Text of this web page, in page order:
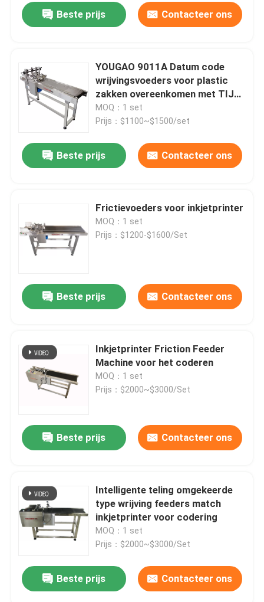
Beste prijs Contacteer ons
YOUGAO 9011A Datum code
wrijvingsvoeders voor plastic
zakken overeenkomen met TIJ
printer
MOQ：1 set
Prijs：$1100~$1500/set
Beste prijs Contacteer ons
Frictievoeders voor inkjetprinter
MOQ：1 set
Prijs：$1200-$1600/Set
Beste prijs Contacteer ons
Inkjetprinter Friction Feeder
Machine voor het coderen
MOQ：1 set
Prijs：$2000~$3000/Set
Beste prijs Contacteer ons
Intelligente teling omgekeerde
type wrijving feeders match
inkjetprinter voor codering
MOQ：1 set
Prijs：$2000~$3000/Set
Beste prijs Contacteer ons